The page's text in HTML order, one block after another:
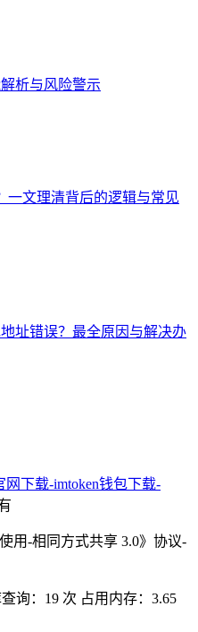
析与风险警示
一文理清背后的逻辑与常见
址错误？最全原因与解决办
网下载-imtoken钱包下载-
用-相同方式共享 3.0》协议-
询：19 次 占用内存：3.65